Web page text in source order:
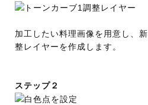
加工したい料理画像を用意し、
整レイヤーを作成します。
ステップ２